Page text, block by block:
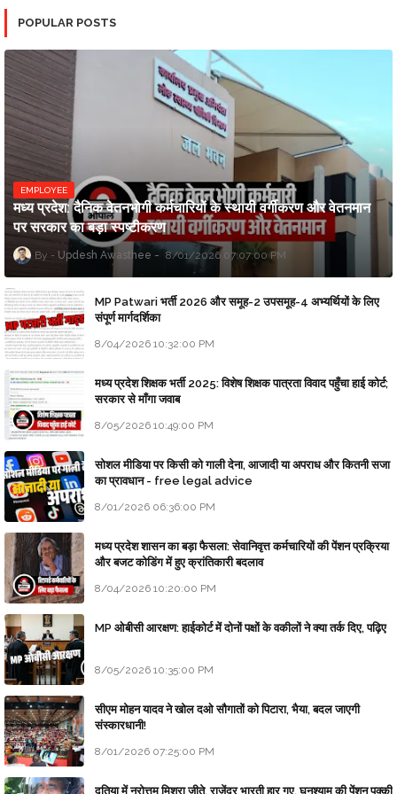
POPULAR POSTS
EMPLOYEE
मध्य प्रदेश: दैनिक वेतनभोगी कर्मचारियों के स्थायी वर्गीकरण और वेतनमान
पर सरकार का बड़ा स्पष्टीकरण
Updesh Awasthee 8/01/2026 07:07:00 PM
MP Patwari भर्ती 2026 और समूह-2 उपसमूह-4 अभ्यर्थियों के लिए
संपूर्ण मार्गदर्शिका
8/04/2026 10:32:00 PM
मध्य प्रदेश शिक्षक भर्ती 2025: विशेष शिक्षक पात्रता विवाद पहुँचा हाई कोर्ट;
सरकार से माँगा जवाब
8/05/2026 10:49:00 PM
सोशल मीडिया पर किसी को गाली देना, आजादी या अपराध और कितनी सजा
का प्रावधान - free legal advice
8/01/2026 06:36:00 PM
मध्य प्रदेश शासन का बड़ा फैसला: सेवानिवृत्त कर्मचारियों की पेंशन प्रक्रिया
और बजट कोडिंग में हुए क्रांतिकारी बदलाव
8/04/2026 10:20:00 PM
MP ओबीसी आरक्षण: हाईकोर्ट में दोनों पक्षों के वकीलों ने क्या तर्क दिए, पढ़िए
8/05/2026 10:35:00 PM
सीएम मोहन यादव ने खोल दओ सौगातों को पिटारा, भैया, बदल जाएगी
संस्कारधानी!
8/01/2026 07:25:00 PM
दतिया में नरोत्तम मिश्रा जीते, राजेंद्र भारती हार गए, घनश्याम की पेंशन पक्की